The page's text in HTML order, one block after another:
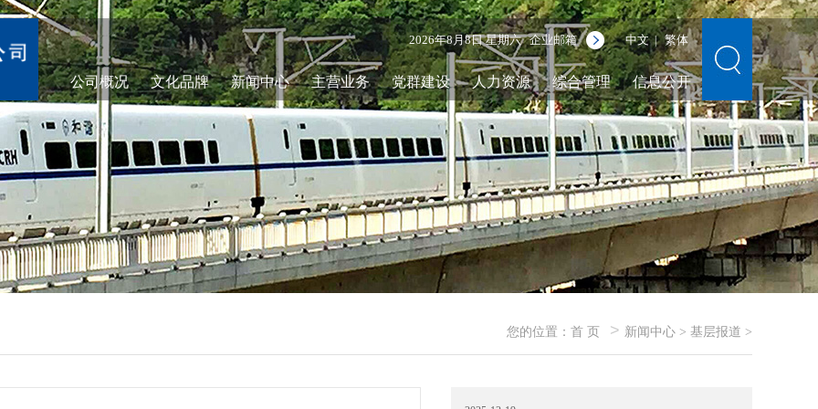
2026年8月8日 星期六企业邮箱 中文 | 繁体
公司概况 文化品牌 新闻中心 主营业务 党群建设 人力资源 综合管理 信息公开
您的位置： 首 页 > 新闻中心 > 基层报道 >